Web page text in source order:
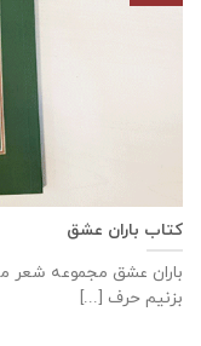
کتاب باران عشق
باران عشق مجموعه شعر
بزنيم حرف [...]